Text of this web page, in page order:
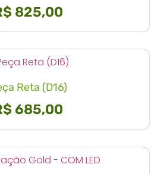
825,00
Reta (D16)
685,00